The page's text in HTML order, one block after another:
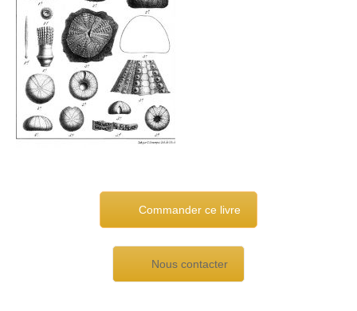
Commander ce livre
Nous contacter